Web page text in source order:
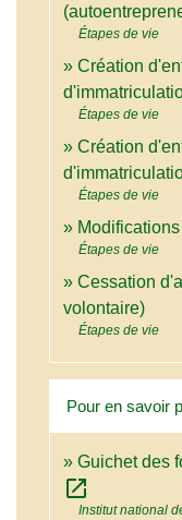
Étapes de vie
Création
Étapes de vie
Création
Étapes de vie
Étapes de vie
Cessation
volontaire)
Étapes de vie
Pour en savoir
Guichet des
open_in_new
Institut national